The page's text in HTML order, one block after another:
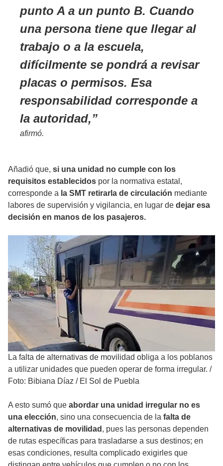
punto A a un punto B. Cuando
una persona tiene que llegar al
trabajo o a la escuela,
difícilmente se pondrá a revisar
placas o permisos. Esa
responsabilidad corresponde a
la autoridad,
afirmó.
Añadió que, si una unidad no cumple con los
requisitos establecidos por la normativa estatal,
corresponde a la SMT retirarla de circulación mediante
labores de supervisión y vigilancia, en lugar de dejar esa
decisión en manos de los pasajeros.
La falta de alternativas de movilidad obliga a los poblanos
a utilizar unidades que pueden operar de forma irregular. /
Foto: Bibiana Díaz / El Sol de Puebla
A esto sumó que abordar una unidad irregular no es
una elección, sino una consecuencia de la falta de
alternativas de movilidad , pues las personas dependen
de rutas específicas para trasladarse a sus destinos; en
esas condiciones, resulta complicado exigirles que